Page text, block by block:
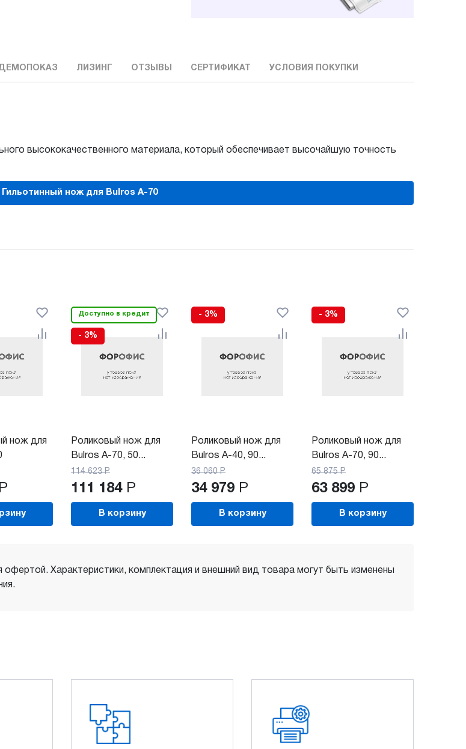
ЛИЗИНГ ОТЗЫВЫ СЕРТИФИКАТ УСЛОВИЯ ПОКУПКИ
высококачественного материала, который обеспечивает высочайшую точность
Гильотинный нож для Bulros A-70
нож для
Р
Доступно в кредит
- 3%
Роликовый нож для
Bulros A-70, 50...
114 623 Р
111 184 Р
В корзину
- 3%
Роликовый нож для
Bulros A-40, 90...
36 060 Р
34 979 Р
В корзину
- 3%
Роликовый нож для
Bulros A-70, 90...
65 875 Р
63 899 Р
В корзину
Характеристики, комплектация и внешний вид товара могут быть изменены